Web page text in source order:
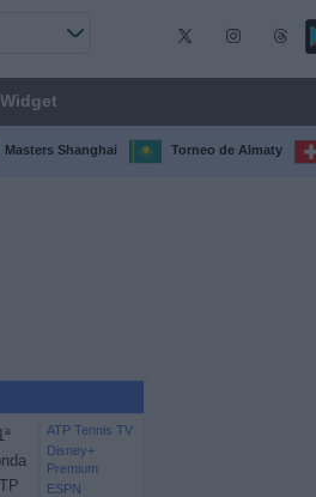
Widget
Masters Shanghai Torneo de Almaty
ATP Tennis TV
Disney+
Premium
ESPN